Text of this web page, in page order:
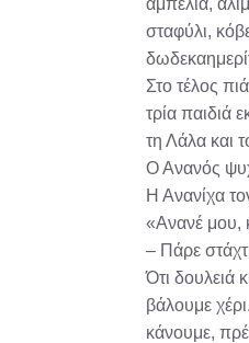
αμπέλια,
σταφύλι,
Στο τέλος
τρία παιδιά
τη Λάλα και
Ο Ανανός
Η Ανανίχα
«Ανανέ μου,
– Πάρε
Ότι δουλειά
βάλουμε
κάνουμε,